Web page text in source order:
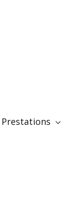
Prestations